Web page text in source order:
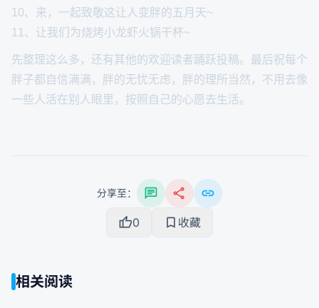
10、来，一起致敬这让人变胖的五月天~
11、让我们为烧烤小龙虾火锅干杯~
先整理这么多，还有其他的欢迎读者踊跃投稿。最后祝每个
胖子都自信满满，胖的无忧无虑，胖的理所当然，不用去像
一些人活在别人眼里，按照自己的心愿去生活。
分享至： chat share
link
thumb_up0 bookmark 收藏
相关阅读